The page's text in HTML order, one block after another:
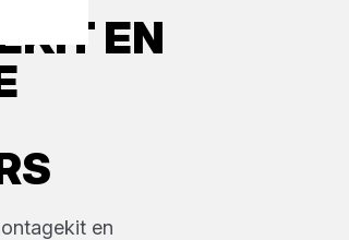
EN
en